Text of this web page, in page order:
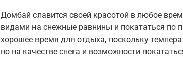
Домбай славится своей красотой в любое
видами на снежные равнины и покататься по
хорошее время для отдыха, поскольку
но на качестве снега и возможности